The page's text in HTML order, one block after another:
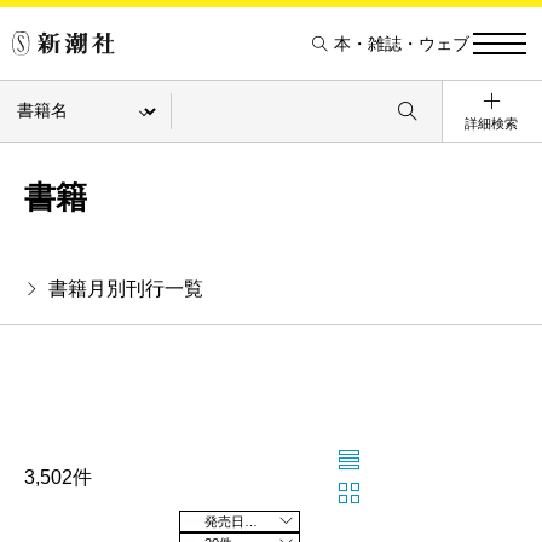
本・雑誌・ウェブ
詳細検索
書籍
書籍月別刊行一覧
3,502件